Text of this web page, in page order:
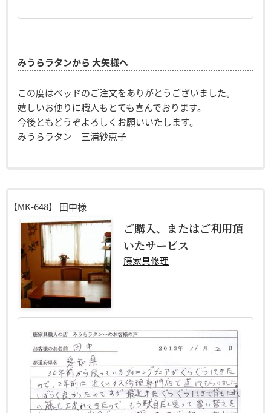
みうらラタンから 大矢様へ
この度はベッドのご注文をありがとうございました。
嬉しいお便りに職人もとても喜んでおります。
今後ともどうぞよろしくお願いいたします。
みうらラタン 三浦紗恵子
【MK-648】 田中様
ご購入、またはご利用頂
いたサービス
籐家具修理